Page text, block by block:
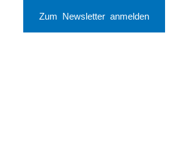
Zum Newsletter anmelden